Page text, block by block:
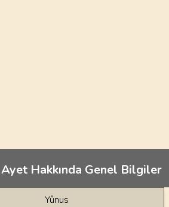
Hakkında Genel Bilgiler
Yûnus